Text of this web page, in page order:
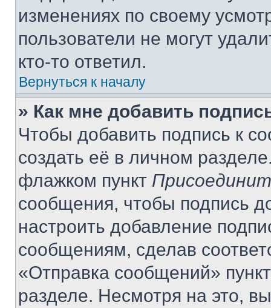
изменениях по своему
пользователи не могут
кто-то ответил.
Вернуться к началу
» Как мне добавить
Чтобы добавить подпись к
создать её в личном
флажком пункт
сообщения, чтобы подпись
настроить добавление
сообщениям, сделав
«Отправка сообщений»
разделе. Несмотря на это,